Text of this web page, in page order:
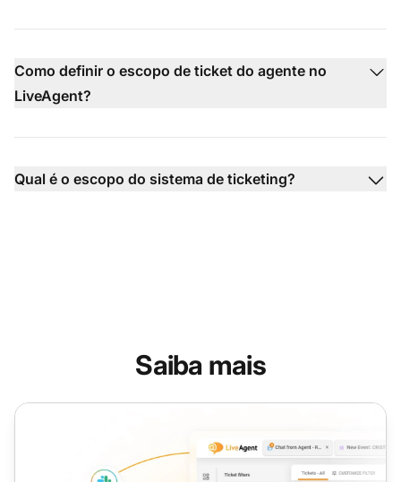
Como definir o escopo de ticket do agente no
LiveAgent?
Qual é o escopo do sistema de ticketing?
Saiba mais
Agente de Equipe